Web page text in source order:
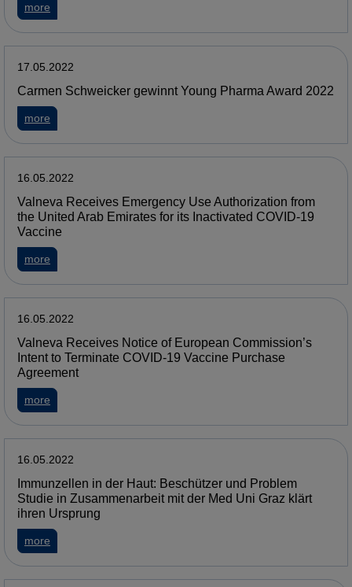
more
17.05.2022
Carmen Schweicker gewinnt Young Pharma Award 2022
more
16.05.2022
Valneva Receives Emergency Use Authorization from
the United Arab Emirates for its Inactivated COVID-19
Vaccine
more
16.05.2022
Valneva Receives Notice of European Commission’s
Intent to Terminate COVID-19 Vaccine Purchase
Agreement
more
16.05.2022
Immunzellen in der Haut: Beschützer und Problem
Studie in Zusammenarbeit mit der Med Uni Graz klärt
ihren Ursprung
more